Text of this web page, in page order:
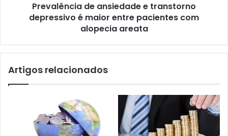
pacientesPrevalência de ansiedade e transtorno
depressivo é maior entre pacientes com
alopecia areata
Artigos relacionados